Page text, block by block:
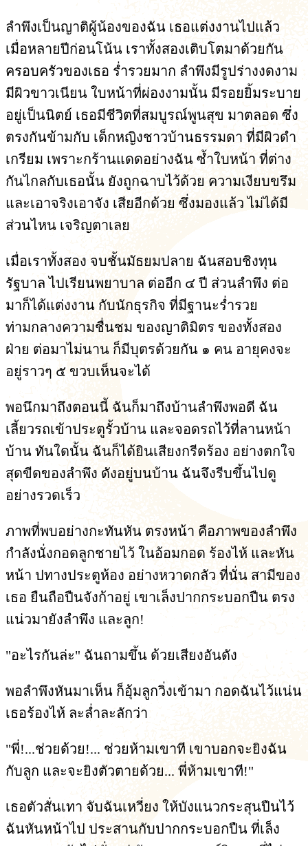
ลำพึงเป็นญาติผู้น้องของฉัน เธอแต่งงานไปแล้ว
เมื่อหลายปีก่อนโน้น เราทั้งสองเติบโตมาด้วยกัน
ครอบครัวของเธอ ร่ำรวยมาก ลำพึงมีรูปร่างงดงาม
มีผิวขาวเนียน ใบหน้าที่ผ่องงามนั้น มีรอยยิ้มระบาย
อยู่เป็นนิตย์ เธอมีชีวิตที่สมบูรณ์พูนสุข มาตลอด ซึ่ง
ตรงกันข้ามกับ เด็กหญิงชาวบ้านธรรมดา ที่มีผิวดำ
เกรียม เพราะกร้านแดดอย่างฉัน ซ้ำใบหน้า ที่ต่าง
กันไกลกับเธอนั้น ยังถูกฉาบไว้ด้วย ความเงียบขรึม
และเอาจริงเอาจัง เสียอีกด้วย ซึ่งมองแล้ว ไม่ได้มี
ส่วนไหน เจริญตาเลย
เมื่อเราทั้งสอง จบชั้นมัธยมปลาย ฉันสอบชิงทุน
รัฐบาล ไปเรียนพยาบาล ต่ออีก ๔ ปี ส่วนลำพึง ต่อ
มาก็ได้แต่งงาน กับนักธุรกิจ ที่มีฐานะร่ำรวย
ท่ามกลางความชื่นชม ของญาติมิตร ของทั้งสอง
ฝ่าย ต่อมาไม่นาน ก็มีบุตรด้วยกัน ๑ คน อายุคงจะ
อยู่ราวๆ ๕ ขวบเห็นจะได้
พอนึกมาถึงตอนนี้ ฉันก็มาถึงบ้านลำพึงพอดี ฉัน
เลี้ยวรถเข้าประตูรั้วบ้าน และจอดรถไว้ที่ลานหน้า
บ้าน ทันใดนั้น ฉันก็ได้ยินเสียงกรีดร้อง อย่างตกใจ
สุดขีดของลำพึง ดังอยู่บนบ้าน ฉันจึงรีบขึ้นไปดู
อย่างรวดเร็ว
ภาพที่พบอย่างกะทันหัน ตรงหน้า คือภาพของลำพึง
กำลังนั่งกอดลูกชายไว้ ในอ้อมกอด ร้องไห้ และหัน
หน้า ปทางประตูห้อง อย่างหวาดกลัว ที่นั่น สามีของ
เธอ ยืนถือปืนจังก้าอยู่ เขาเล็งปากกระบอกปืน ตรง
แน่วมายังลำพึง และลูก!
"อะไรกันล่ะ" ฉันถามขึ้น ด้วยเสียงอันดัง
พอลำพึงหันมาเห็น ก็อุ้มลูกวิ่งเข้ามา กอดฉันไว้แน่น
เธอร้องไห้ ละล่ำละลักว่า
"พี่!...ช่วยด้วย!... ช่วยห้ามเขาที เขาบอกจะยิงฉัน
กับลูก และจะยิงตัวตายด้วย... พี่ห้ามเขาที!"
เธอตัวสั่นเทา จับฉันเหวี่ยง ให้บังแนวกระสุนปืนไว้
ฉันหันหน้าไป ประสานกับปากกระบอกปืน ที่เล็ง